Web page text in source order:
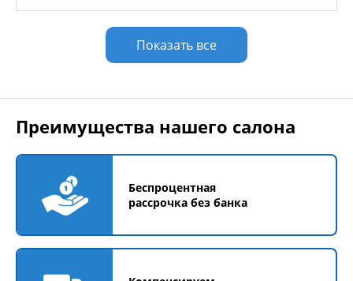
Показать все
Преимущества нашего салона
Беспроцентная
рассрочка без банка